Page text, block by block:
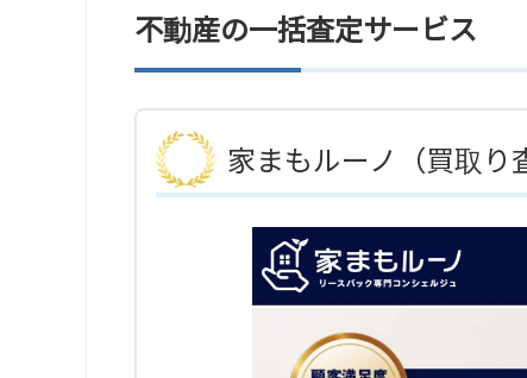
不動産の一括査定サービス
家まもルーノ（買取